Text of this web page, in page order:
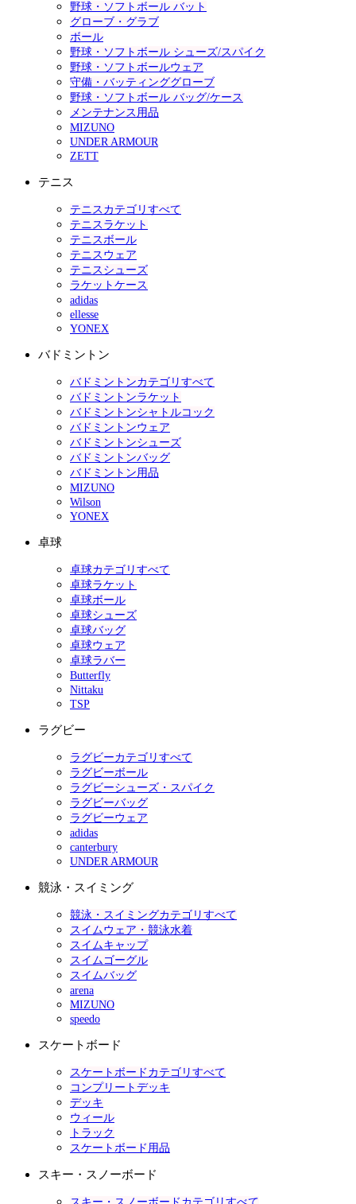
野球・ソフトボール バット
グローブ・グラブ
ボール
野球・ソフトボール シューズ/スパイク
野球・ソフトボールウェア
守備・バッティンググローブ
野球・ソフトボール バッグ/ケース
メンテナンス用品
MIZUNO
UNDER ARMOUR
ZETT
テニス
テニスカテゴリすべて
テニスラケット
テニスボール
テニスウェア
テニスシューズ
ラケットケース
adidas
ellesse
YONEX
バドミントン
バドミントンカテゴリすべて
バドミントンラケット
バドミントンシャトルコック
バドミントンウェア
バドミントンシューズ
バドミントンバッグ
バドミントン用品
MIZUNO
Wilson
YONEX
卓球
卓球カテゴリすべて
卓球ラケット
卓球ボール
卓球シューズ
卓球バッグ
卓球ウェア
卓球ラバー
Butterfly
Nittaku
TSP
ラグビー
ラグビーカテゴリすべて
ラグビーボール
ラグビーシューズ・スパイク
ラグビーバッグ
ラグビーウェア
adidas
canterbury
UNDER ARMOUR
競泳・スイミング
競泳・スイミングカテゴリすべて
スイムウェア・競泳水着
スイムキャップ
スイムゴーグル
スイムバッグ
arena
MIZUNO
speedo
スケートボード
スケートボードカテゴリすべて
コンプリートデッキ
デッキ
ウィール
トラック
スケートボード用品
スキー・スノーボード